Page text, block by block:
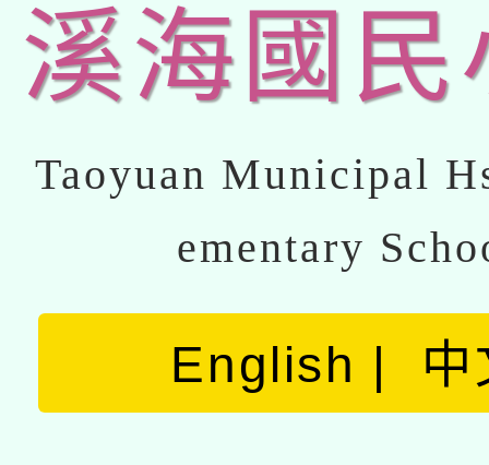
溪海國民
Taoyuan Municipal
ementary
English 中